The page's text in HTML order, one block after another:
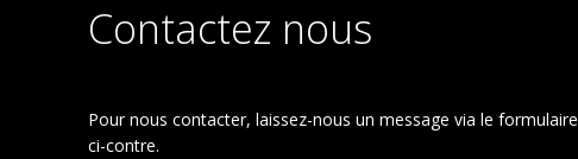
Contactez nous
Pour nous contacter, laissez-nous un message via le formulaire
ci-contre.